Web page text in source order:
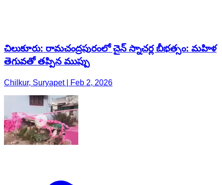
చిలుకూరు: రామచంద్రపురంలో చైన్ స్నాచర్ల బీభత్సం: మహిళ
తెగువతో తప్పిన ముప్పు
Chilkur, Suryapet | Feb 2, 2026